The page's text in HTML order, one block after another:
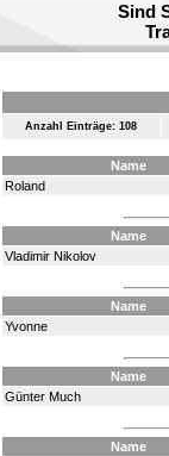
Sind
Anzahl Einträge: 108
Name
Roland
Name
Vladimir Nikolov
Name
Yvonne
Name
Günter Much
Name